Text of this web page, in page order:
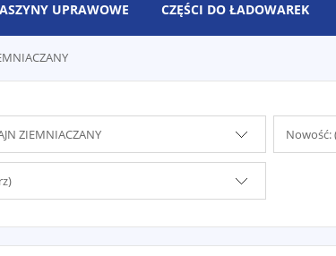
UPRAWOWE CZĘŚCI DO ŁADOWAREK
ZIEMNIACZANY
Nowość: